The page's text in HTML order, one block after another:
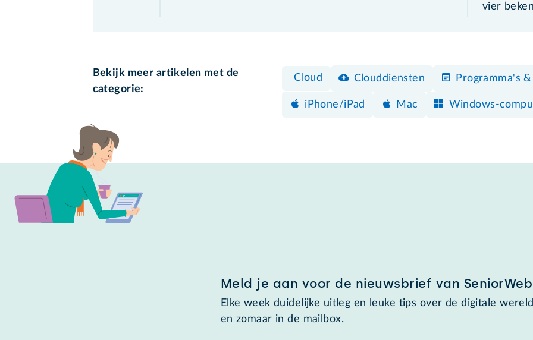
vier
Bekijk meer artikelen met de
categorie:
Cloud Clouddiensten Programma's
iPhone/iPad Mac Windows-
Meld je aan voor de nieuwsbrief van SeniorWeb
Elke week duidelijke uitleg en leuke tips over de digitale
en zomaar in de mailbox.